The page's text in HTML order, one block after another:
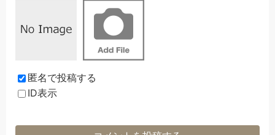
匿名で投稿する
ID表示